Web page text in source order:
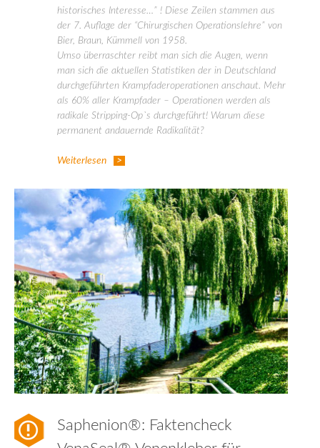
historisches Interesse…” ! Diese Zeilen stammen aus
der 7. Auflage der “Chirurgischen Operationslehre” von
Bier, Braun, Kümmell von 1958.
Umso überraschter reibt man sich die Augen, wenn
man sich die aktuellen Statistiken der in Deutschland
durchgeführten Krampfaderoperationen anschaut. Mehr
als 60% aller Krampfader – Operationen werden als
radikale Stripping-Op`s durchgeführt! Warum diese
permanent andauernde Radikalität?
Weiterlesen
Saphenion®: Faktencheck